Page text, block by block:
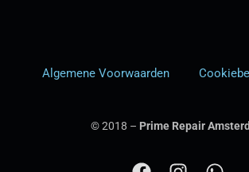
Algemene Voorwaarden
© 2018 – Prime Repair